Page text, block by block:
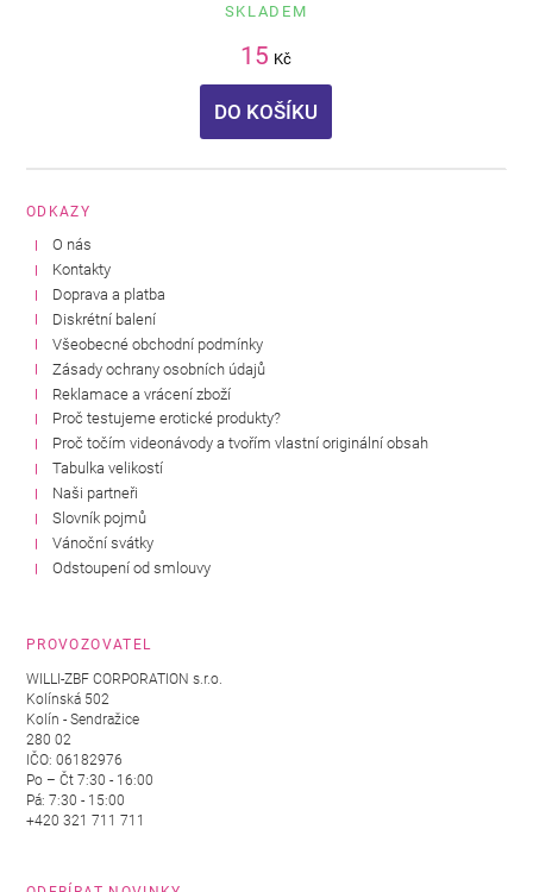
SKLADEM
15 Kč
DO KOŠÍKU
ODKAZY
O nás
Kontakty
Doprava a platba
Diskrétní balení
Všeobecné obchodní podmínky
Zásady ochrany osobních údajů
Reklamace a vrácení zboží
Proč testujeme erotické produkty?
Proč točím videonávody a tvořím vlastní originální obsah
Tabulka velikostí
Naši partneři
Slovník pojmů
Vánoční svátky
Odstoupení od smlouvy
PROVOZOVATEL
WILLI-ZBF CORPORATION s.r.o.
Kolínská 502
Kolín - Sendražice
280 02
IČO: 06182976
Po – Čt 7:30 - 16:00
Pá: 7:30 - 15:00
+420 321 711 711